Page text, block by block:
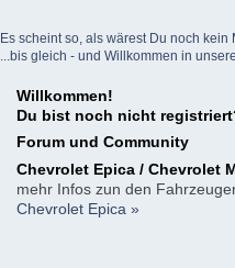
Es scheint so, als wärest Du noch
...bis gleich - und Willkommen in
Willkommen!
Du bist noch nicht
Forum und Community
Chevrolet Epica / Chevrolet
mehr Infos zun den
Chevrolet Epica »